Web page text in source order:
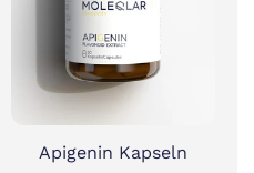
Apigenin Kapseln